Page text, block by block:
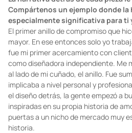
Compártenos un ejemplo donde
especialmente significativa para ti
El primer anillo de compromiso que
mayor. En ese entonces solo yo
fue mi primer acercamiento con
como diseñadora independiente. Me
al lado de mi cuñado, el anillo. Fue
implicaba a nivel personal y
el diseño detrás, la gente empezó a
inspiradas en su propia historia de
puertas a un nicho de mercado muy
historia.